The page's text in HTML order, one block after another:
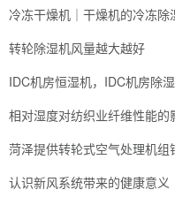
冷冻干燥机｜干燥机的冷冻除
转轮除湿机风量越大越好
相对湿度对纺织业纤维性能的
认识新风系统带来的健康意义